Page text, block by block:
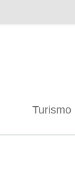
Turismo